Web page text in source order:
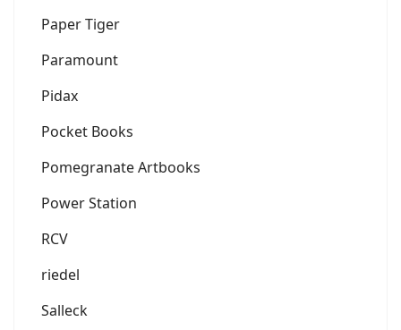
Paper Tiger
Paramount
Pidax
Pocket Books
Pomegranate Artbooks
Power Station
RCV
riedel
Salleck